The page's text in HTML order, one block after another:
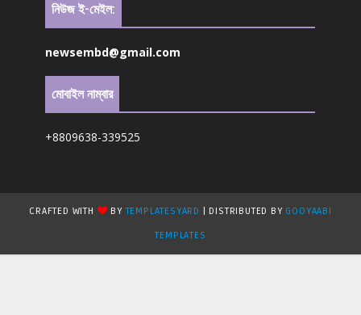
নিউজ ই-মেইল:
newsembd@gmail.com
মোবাইল নাম্বার
+8809638-339525
CRAFTED WITH BYTEMPLATESYARD | DISTRIBUTED BY GOOYAABI
TEMPLATES